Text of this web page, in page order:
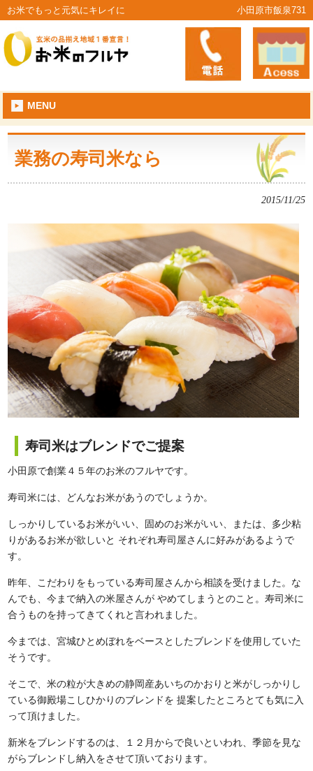
お米でもっと元気にキレイに 小田原市飯泉731
MENU
業務の寿司米なら
2015/11/25
寿司米はブレンドでご提案
小田原で創業４５年のお米のフルヤです。
寿司米には、どんなお米があうのでしょうか。
しっかりしているお米がいい、固めのお米がいい、または、多少粘
りがあるお米が欲しいと それぞれ寿司屋さんに好みがあるようで
す。
昨年、こだわりをもっている寿司屋さんから相談を受けました。な
んでも、今まで納入の米屋さんが やめてしまうとのこと。寿司米に
合うものを持ってきてくれと言われました。
今までは、宮城ひとめぼれをベースとしたブレンドを使用していた
そうです。
そこで、米の粒が大きめの静岡産あいちのかおりと米がしっかりし
ている御殿場こしひかりのブレンドを 提案したところとても気に入
って頂けました。
新米をブレンドするのは、１２月からで良いといわれ、季節を見な
がらブレンドし納入をさせて頂いております。